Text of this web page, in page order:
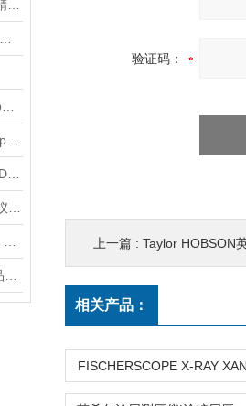
验证码：
上一篇 : Taylor HOBSON
相关产品：
FISCHERSCOPE X-RAY XAN